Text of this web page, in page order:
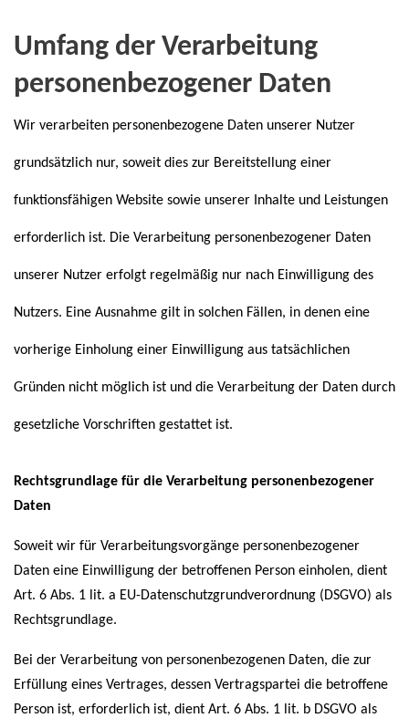
Umfang der Verarbeitung
personenbezogener Daten
Wir verarbeiten personenbezogene Daten unserer Nutzer
grundsätzlich nur, soweit dies zur Bereitstellung einer
funktionsfähigen Website sowie unserer Inhalte und Leistungen
erforderlich ist. Die Verarbeitung personenbezogener Daten
unserer Nutzer erfolgt regelmäßig nur nach Einwilligung des
Nutzers. Eine Ausnahme gilt in solchen Fällen, in denen eine
vorherige Einholung einer Einwilligung aus tatsächlichen
Gründen nicht möglich ist und die Verarbeitung der Daten durch
gesetzliche Vorschriften gestattet ist.
Rechtsgrundlage für die Verarbeitung personenbezogener
Daten
Soweit wir für Verarbeitungsvorgänge personenbezogener
Daten eine Einwilligung der betroffenen Person einholen, dient
Art. 6 Abs. 1 lit. a EU-Datenschutzgrundverordnung (DSGVO) als
Rechtsgrundlage.
Bei der Verarbeitung von personenbezogenen Daten, die zur
Erfüllung eines Vertrages, dessen Vertragspartei die betroffene
Person ist, erforderlich ist, dient Art. 6 Abs. 1 lit. b DSGVO als